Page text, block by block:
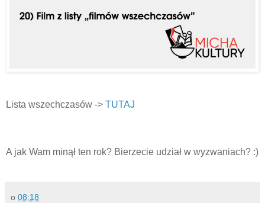
Lista wszechczasów -> TUTAJ
A jak Wam minął ten rok? Bierzecie udział w wyzwaniach? :)
o 08:18